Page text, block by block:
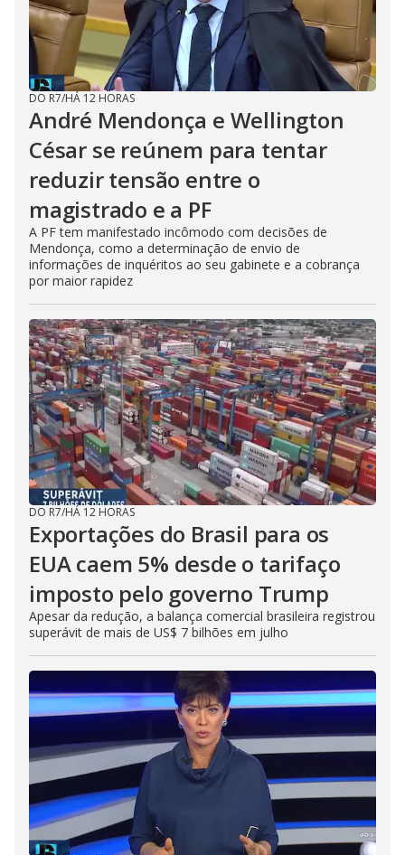
DO R7/HÁ 12 HORAS
André Mendonça e Wellington
César se reúnem para tentar
reduzir tensão entre o
magistrado e a PF
A PF tem manifestado incômodo com decisões de
Mendonça, como a determinação de envio de
informações de inquéritos ao seu gabinete e a cobrança
por maior rapidez
DO R7/HÁ 12 HORAS
Exportações do Brasil para os
EUA caem 5% desde o tarifaço
imposto pelo governo Trump
Apesar da redução, a balança comercial brasileira registrou
superávit de mais de US$ 7 bilhões em julho